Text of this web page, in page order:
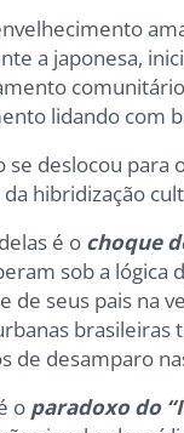
a japonesa,
lidando com
se deslocou para
da hibridização
é o choque
sob a lógica
de seus pais na
de desamparo
o paradoxo do